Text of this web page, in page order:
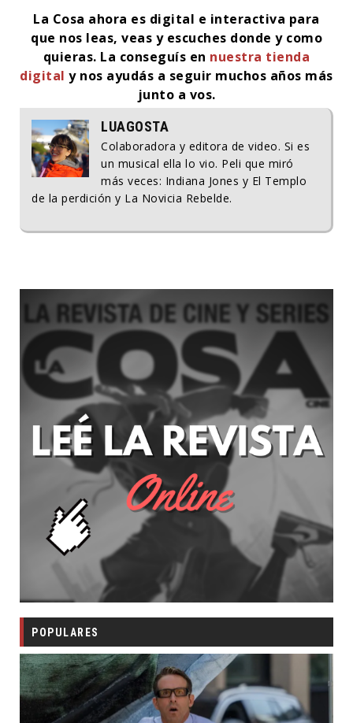
La Cosa ahora es digital e interactiva para
que nos leas, veas y escuches donde y como
quieras. La conseguís en nuestra tienda
digital y nos ayudás a seguir muchos años más
junto a vos.
LUAGOSTA
Colaboradora y editora de video. Si es
un musical ella lo vio. Peli que miró
más veces: Indiana Jones y El Templo
de la perdición y La Novicia Rebelde.
POPULARES